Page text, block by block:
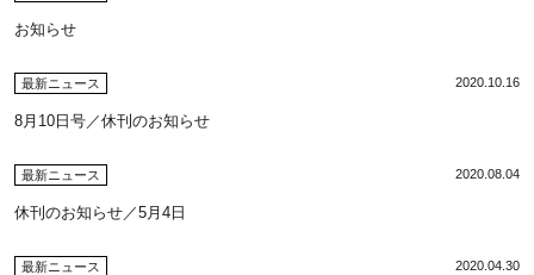
お知らせ
最新ニュース 2020.10.16
8月10日号／休刊のお知らせ
最新ニュース 2020.08.04
休刊のお知らせ／5月4日
最新ニュース 2020.04.30